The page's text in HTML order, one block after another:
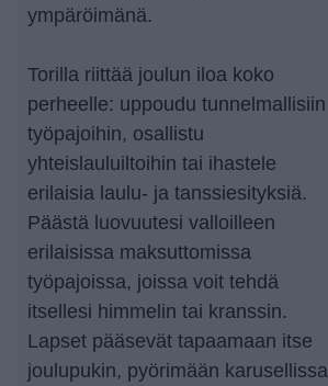
ympäröimänä.
Torilla riittää joulun iloa koko
perheelle: uppoudu tunnelmallisiin
työpajoihin, osallistu
yhteislauluiltoihin tai ihastele
erilaisia laulu- ja tanssiesityksiä.
Päästä luovuutesi valloilleen
erilaisissa maksuttomissa
työpajoissa, joissa voit tehdä
itsellesi himmelin tai kranssin.
Lapset pääsevät tapaamaan itse
joulupukin, pyörimään karusellissa